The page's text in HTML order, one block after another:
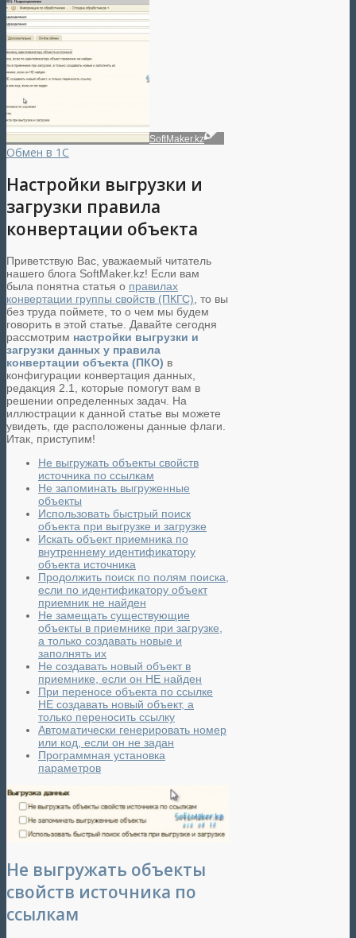
SoftMaker.kz
Обмен в 1С
Настройки выгрузки и
загрузки правила
конвертации объекта
Приветствую Вас, уважаемый читатель
нашего блога SoftMaker.kz! Если вам
была понятна статья о правилах
конвертации группы свойств (ПКГС) , то вы
без труда поймете, то о чем мы будем
говорить в этой статье. Давайте сегодня
рассмотрим настройки выгрузки и
загрузки данных у правила
конвертации объекта (ПКО) в
конфигурации конвертация данных,
редакция 2.1, которые помогут вам в
решении определенных задач. На
иллюстрации к данной статье вы можете
увидеть, где расположены данные флаги.
Итак, приступим!
Не выгружать объекты свойств
источника по ссылкам
Не запоминать выгруженные
объекты
Использовать быстрый поиск
объекта при выгрузке и загрузке
Искать объект приемника по
внутреннему идентификатору
объекта источника
Продолжить поиск по полям поиска,
если по идентификатору объект
приемник не найден
Не замещать существующие
объекты в приемнике при загрузке,
а только создавать новые и
заполнять их
Не создавать новый объект в
приемнике, если он НЕ найден
При переносе объекта по ссылке
НЕ создавать новый объект, а
только переносить ссылку
Автоматически генерировать номер
или код, если он не задан
Программная установка
параметров
Не выгружать объекты
свойств источника по
ссылкам